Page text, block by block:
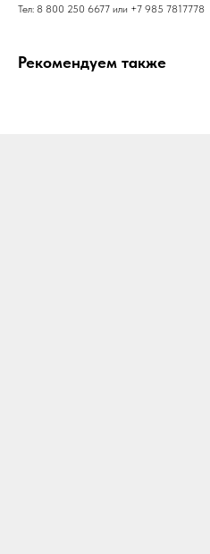
Тел: 8 800 250 6677 или +7 985 7817778
Рекомендуем также